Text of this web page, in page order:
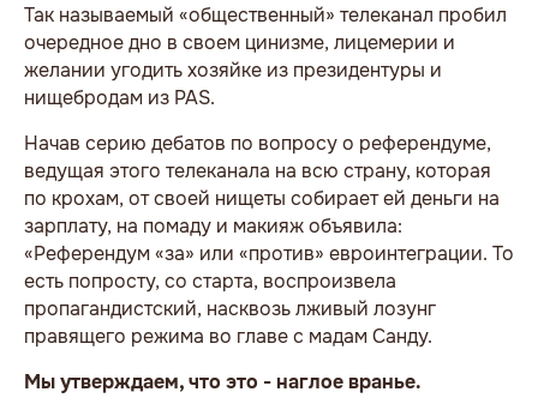
Так называемый «общественный» телеканал пробил
очередное дно в своем цинизме, лицемерии и
желании угодить хозяйке из президентуры и
нищебродам из PAS.
Начав серию дебатов по вопросу о референдуме,
ведущая этого телеканала на всю страну, которая
по крохам, от своей нищеты собирает ей деньги на
зарплату, на помаду и макияж объявила:
«Референдум «за» или «против» евроинтеграции. То
есть попросту, со старта, воспроизвела
пропагандистский, насквозь лживый лозунг
правящего режима во главе с мадам Санду.
Мы утверждаем, что это - наглое вранье.